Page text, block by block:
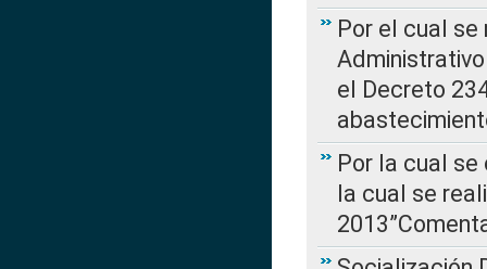
Por el cual
el Decreto
Por la cual se
la cual se